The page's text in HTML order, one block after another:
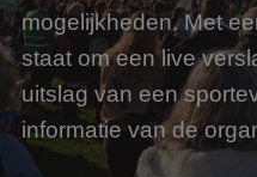
mogelijkheden. Met
staat om een live
uitslag van een
informatie van de